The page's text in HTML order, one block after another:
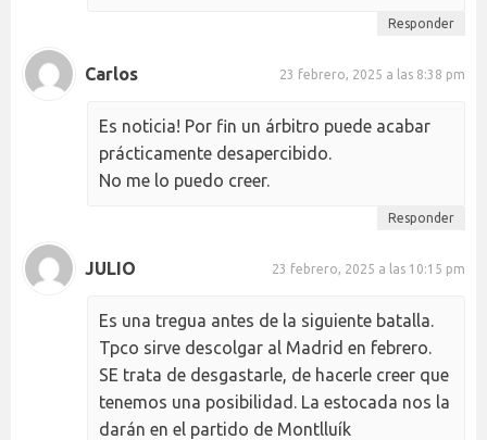
Responder
Carlos 23 febrero, 2025 a las 8:38 pm
Es noticia! Por fin un árbitro puede acabar
prácticamente desapercibido.
No me lo puedo creer.
Responder
JULIO 23 febrero, 2025 a las 10:15 pm
Es una tregua antes de la siguiente batalla.
Tpco sirve descolgar al Madrid en febrero.
SE trata de desgastarle, de hacerle creer que
tenemos una posibilidad. La estocada nos la
darán en el partido de Montlluík